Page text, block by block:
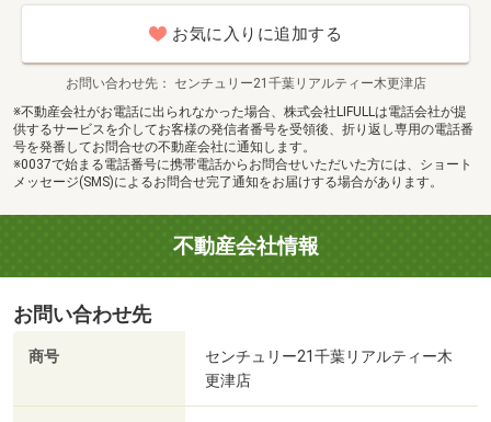
お気に入りに追加する
お問い合わせ先
センチュリー21千葉リアルティー木更津店
※不動産会社がお電話に出られなかった場合、株式会社LIFULLは電話会社が提
供するサービスを介してお客様の発信者番号を受領後、折り返し専用の電話番
号を発番してお問合せの不動産会社に通知します。
※0037で始まる電話番号に携帯電話からお問合せいただいた方には、ショート
メッセージ(SMS)によるお問合せ完了通知をお届けする場合があります。
不動産会社情報
お問い合わせ先
商号
センチュリー21千葉リアルティー木
更津店